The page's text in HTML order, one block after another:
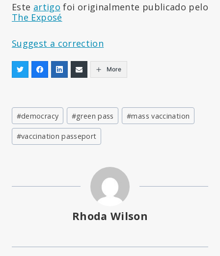
Este artigo foi originalmente publicado pelo
The Exposé
Suggest a correction
More
Post
Tags:
#democracy #green pass #mass vaccination
#vaccination passeport
Rhoda Wilson